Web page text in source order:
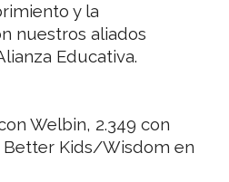
y la
nuestros aliados
Educativa.
Welbin, 2.349 con
Better Kids/Wisdom en